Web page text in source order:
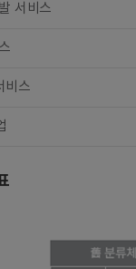
서비스
비스